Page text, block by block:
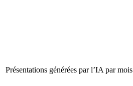
Présentations générées par l’IA par mois